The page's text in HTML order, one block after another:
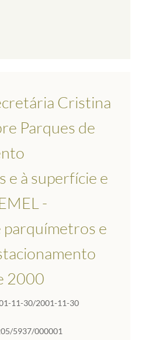
Cristina
Parques de
e à superfície e
-
parquímetros e
2000
11-30/2001-11-30
5937/000001